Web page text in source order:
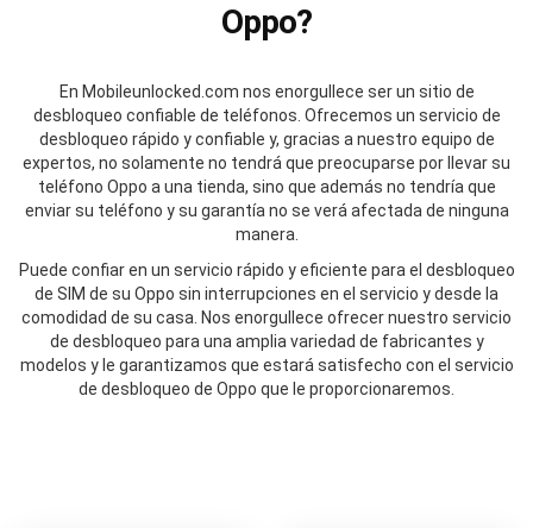
Oppo?
En Mobileunlocked.com nos enorgullece ser un sitio de
desbloqueo confiable de teléfonos. Ofrecemos un servicio de
desbloqueo rápido y confiable y, gracias a nuestro equipo de
expertos, no solamente no tendrá que preocuparse por llevar su
teléfono Oppo a una tienda, sino que además no tendría que
enviar su teléfono y su garantía no se verá afectada de ninguna
manera.
Puede confiar en un servicio rápido y eficiente para el desbloqueo
de SIM de su Oppo sin interrupciones en el servicio y desde la
comodidad de su casa. Nos enorgullece ofrecer nuestro servicio
de desbloqueo para una amplia variedad de fabricantes y
modelos y le garantizamos que estará satisfecho con el servicio
de desbloqueo de Oppo que le proporcionaremos.